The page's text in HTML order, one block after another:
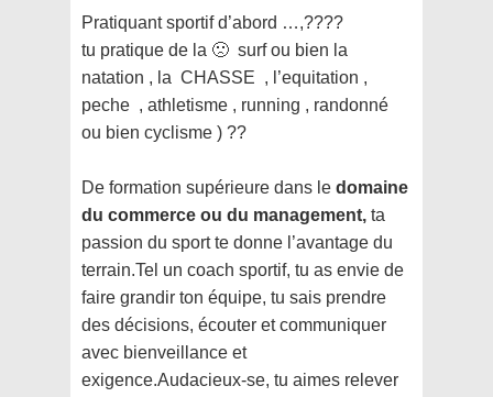
Pratiquant sportif d’abord …,????
tu pratique de la 🙁 surf ou bien la
natation , la CHASSE , l’equitation ,
peche , athletisme , running , randonné
ou bien cyclisme ) ??
De formation supérieure dans le domaine
du commerce ou du management, ta
passion du sport te donne l’avantage du
terrain.Tel un coach sportif, tu as envie de
faire grandir ton équipe, tu sais prendre
des décisions, écouter et communiquer
avec bienveillance et
exigence.Audacieux-se, tu aimes relever